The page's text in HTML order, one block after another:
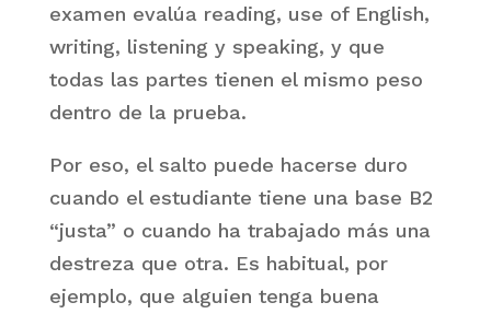
examen evalúa reading, use of English,
writing, listening y speaking, y que
todas las partes tienen el mismo peso
dentro de la prueba.
Por eso, el salto puede hacerse duro
cuando el estudiante tiene una base B2
“justa” o cuando ha trabajado más una
destreza que otra. Es habitual, por
ejemplo, que alguien tenga buena